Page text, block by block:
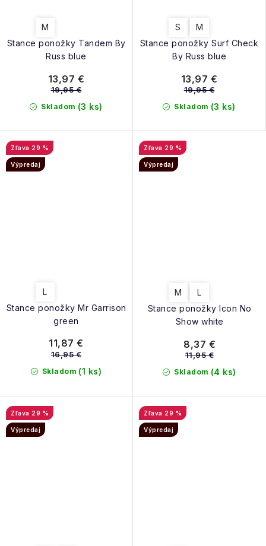
Stance ponožky Tandem By
Russ blue
M
Skladom (3 ks)
13,97 €
19,95 €
Stance ponožky Surf Check
By Russ blue
S M
Skladom (3 ks)
13,97 €
19,95 €
Stance ponožky Mr Garrison
green
29 %
Výpredaj
L
Skladom (1 ks)
11,87 €
16,95 €
Stance ponožky Icon No
Show white
29 %
Výpredaj
M L
Skladom (4 ks)
8,37 €
11,95 €
29 %
Výpredaj
29 %
Výpredaj